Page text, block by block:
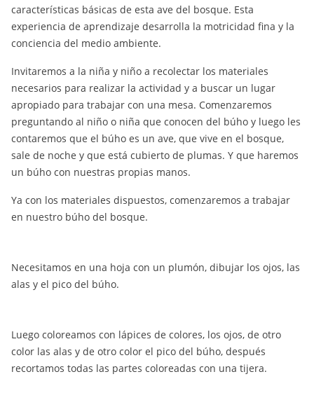
características básicas de esta ave del bosque. Esta
experiencia de aprendizaje desarrolla la motricidad fina y la
conciencia del medio ambiente.
Invitaremos a la niña y niño a recolectar los materiales
necesarios para realizar la actividad y a buscar un lugar
apropiado para trabajar con una mesa. Comenzaremos
preguntando al niño o niña que conocen del búho y luego les
contaremos que el búho es un ave, que vive en el bosque,
sale de noche y que está cubierto de plumas. Y que haremos
un búho con nuestras propias manos.
Ya con los materiales dispuestos, comenzaremos a trabajar
en nuestro búho del bosque.
Necesitamos en una hoja con un plumón, dibujar los ojos, las
alas y el pico del búho.
Luego coloreamos con lápices de colores, los ojos, de otro
color las alas y de otro color el pico del búho, después
recortamos todas las partes coloreadas con una tijera.